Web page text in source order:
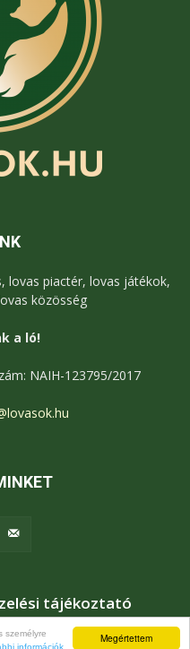
Megértettem
személyre
információk
lovas piactér, lovas játékok,
közösség
a ló!
NAIH-123795/2017
tájékoztató
Kapcsolat